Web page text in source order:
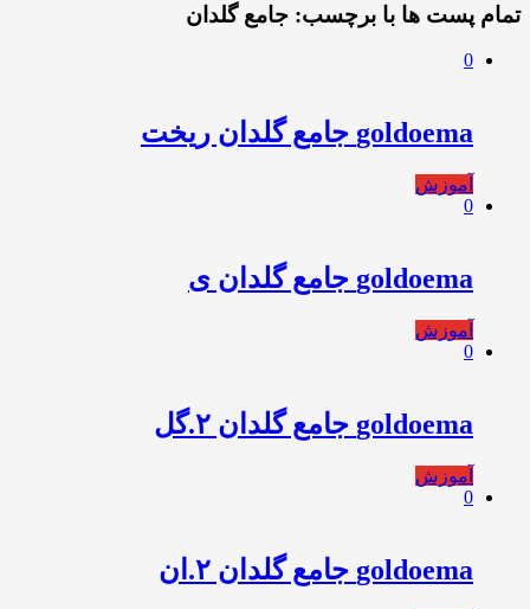
تمام پست ها با برچسب: جامع گلدان
0
goldoema جامع گلدان ریخت
آموزش
0
goldoema جامع گلدان ی
آموزش
0
goldoema جامع گلدان ۲.گل
آموزش
0
goldoema جامع گلدان ۲.ان